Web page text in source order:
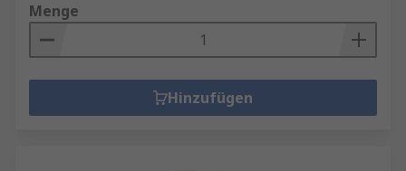
Menge
Hinzufügen